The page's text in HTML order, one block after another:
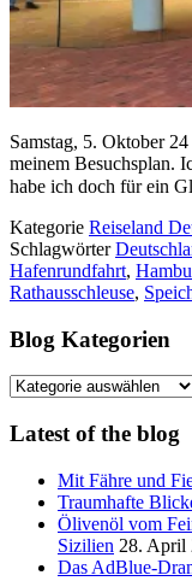
Samstag, 5. Oktober
meinem Besuchsplan.
habe ich doch für ein
Kategorie Reiseland
Schlagwörter
Hafenrundfahrt,
Rathausschleuse,
Blog Kategorien
Blog
Latest of the blog
Mit Fähre und
Traumhafte
Ölivenöl vom
Sizilien 28. April
Das AdBlue-